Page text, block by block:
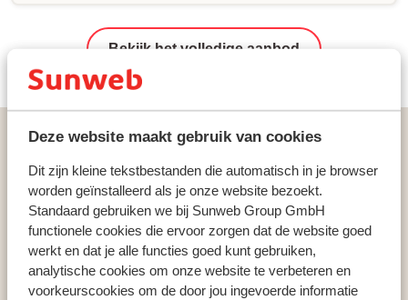
Deze website maakt gebruik van cookies
Dit zijn kleine tekstbestanden die automatisch in je browser
worden geïnstalleerd als je onze website bezoekt.
Standaard gebruiken we bij Sunweb Group GmbH
functionele cookies die ervoor zorgen dat de website goed
werkt en dat je alle functies goed kunt gebruiken,
analytische cookies om onze website te verbeteren en
voorkeurscookies om de door jou ingevoerde informatie
Bekijk het volledige aanbod
Vakanties Zonvakanties Griekenland
Kreta
Populaire landen
Spanje